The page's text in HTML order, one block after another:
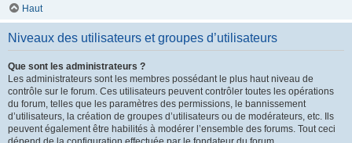
Haut
Niveaux des utilisateurs et groupes d’utilisateurs
Que sont les administrateurs ?
Les administrateurs sont les membres possédant le plus haut niveau de
contrôle sur le forum. Ces utilisateurs peuvent contrôler toutes les opérations
du forum, telles que les paramètres des permissions, le bannissement
d’utilisateurs, la création de groupes d’utilisateurs ou de modérateurs, etc. Ils
peuvent également être habilités à modérer l’ensemble des forums. Tout ceci